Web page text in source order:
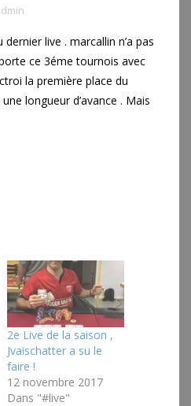
live . marcallin n’a pas
ce 3éme tournois avec
la première place du
longueur d’avance . Mais
2e Live de la saison ,
Jvaischatter a su le
faire !
12 novembre 2017
Dans "#live"